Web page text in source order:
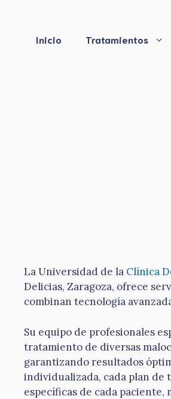
contenidoInicio Tratamientos
La Universidad de la Clínica
Delicias, Zaragoza, ofrece
combinan tecnología
Su equipo de profesionales
tratamiento de diversas
garantizando resultados
individualizada, cada plan de
específicas de cada